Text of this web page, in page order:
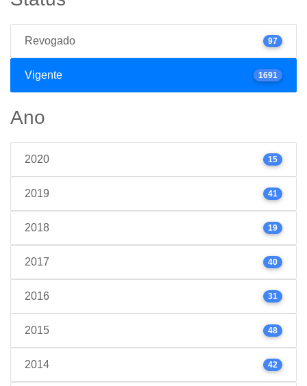
Revogado 97
Vigente 1691
Ano
2020 15
2019 41
2018 19
2017 40
2016 31
2015 48
2014 42